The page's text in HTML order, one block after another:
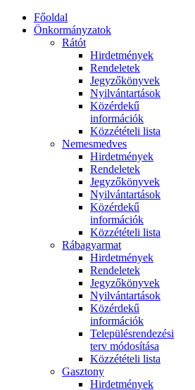
Főoldal
Önkormányzatok
Rátót
Hirdetmények
Rendeletek
Jegyzőkönyvek
Nyilvántartások
Közérdekű
információk
Közzétételi lista
Nemesmedves
Hirdetmények
Rendeletek
Jegyzőkönyvek
Nyilvántartások
Közérdekű
információk
Közzétételi lista
Rábagyarmat
Hirdetmények
Rendeletek
Jegyzőkönyvek
Nyilvántartások
Közérdekű
információk
Településrendezési
terv módosítása
Közzétételi lista
Gasztony
Hirdetmények